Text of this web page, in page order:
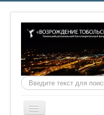
Искать...
Включить/